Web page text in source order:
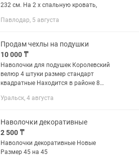
232 см. На 2 х спальную кровать,
Павлодар, 5 августа
Продам чехлы на подушки
10 000 ₸
Наволочки для подушек Королевский
велюр 4 штуки размер стандарт
квадратные Находится в районе 8
Уральск, 4 августа
Наволочки декоративные
2 500 ₸
Наволочки декоративные Новые
Размер 45 на 45